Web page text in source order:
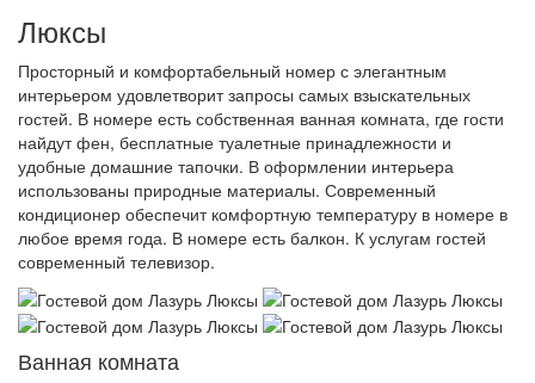
Люксы
Просторный и комфортабельный номер с элегантным
интерьером удовлетворит запросы самых взыскательных
гостей. В номере есть собственная ванная комната, где гости
найдут фен, бесплатные туалетные принадлежности и
удобные домашние тапочки. В оформлении интерьера
использованы природные материалы. Современный
кондиционер обеспечит комфортную температуру в номере в
любое время года. В номере есть балкон. К услугам гостей
современный телевизор.
Ванная комната